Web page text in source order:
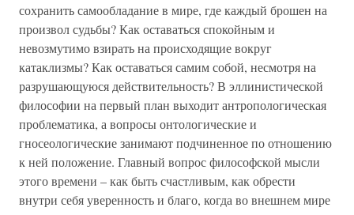
сохранить самообладание в мире, где каждый брошен на
произвол судьбы? Как оставаться спокойным и
невозмутимо взирать на происходящие вокруг
катаклизмы? Как оставаться самим собой, несмотря на
разрушающуюся действительность? В эллинистической
философии на первый план выходит антропологическая
проблематика, а вопросы онтологические и
гносеологические занимают подчиненное по отношению
к ней положение. Главный вопрос философской мысли
этого времени – как быть счастливым, как обрести
внутри себя уверенность и благо, когда во внешнем мире